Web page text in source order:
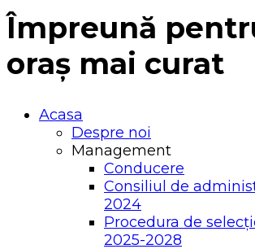
Împreună
oraș mai curat
Acasa
Despre noi
Management
Conducere
Consiliul de
2024
Procedura de
2025-2028